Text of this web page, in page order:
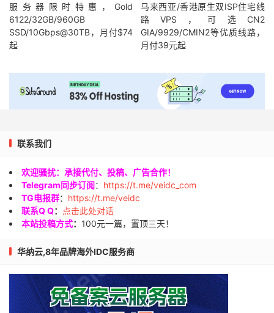
服务器限时特惠，Gold
6122/32GB/960GB
SSD/10Gbps@30TB，月付$74
起
马来西亚/香港原生双ISP住宅线
路VPS，可选CN2
GIA/9929/CMIN2等优质线路，
月付39元起
联系我们
欢迎骚扰：承接代付、投稿、广告合作！
Telegram同步订阅： https://t.me/veidc_com
TG电报群： https://t.me/veidc
联系Q Q：
点击此处对话
本站投稿方式： 100元一篇，置顶三天！
华纳云,8年品牌海外IDC服务商